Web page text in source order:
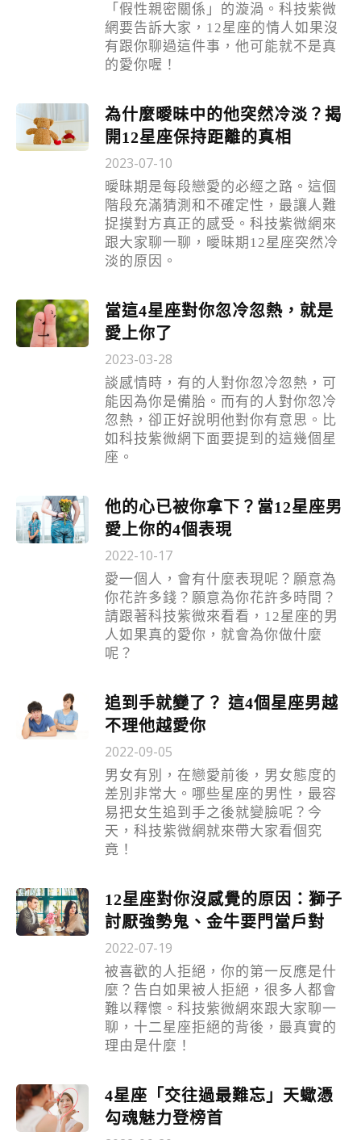
「假性親密關係」的漩渦。科技紫微
網要告訴大家，12星座的情人如果沒
有跟你聊過這件事，他可能就不是真
的愛你喔！
為什麼曖昧中的他突然冷淡？揭
開12星座保持距離的真相
2023-07-10
曖昧期是每段戀愛的必經之路。這個
階段充滿猜測和不確定性，最讓人難
捉摸對方真正的感受。科技紫微網來
跟大家聊一聊，曖昧期12星座突然冷
淡的原因。
當這4星座對你忽冷忽熱，就是
愛上你了
2023-03-28
談感情時，有的人對你忽冷忽熱，可
能因為你是備胎。而有的人對你忽冷
忽熱，卻正好說明他對你有意思。比
如科技紫微網下面要提到的這幾個星
座。
他的心已被你拿下？當12星座男
愛上你的4個表現
2022-10-17
愛一個人，會有什麼表現呢？願意為
你花許多錢？願意為你花許多時間？
請跟著科技紫微來看看，12星座的男
人如果真的愛你，就會為你做什麼
呢？
追到手就變了？ 這4個星座男越
不理他越愛你
2022-09-05
男女有別，在戀愛前後，男女態度的
差別非常大。哪些星座的男性，最容
易把女生追到手之後就變臉呢？今
天，科技紫微網就來帶大家看個究
竟！
12星座對你沒感覺的原因：獅子
討厭強勢鬼、金牛要門當戶對
2022-07-19
被喜歡的人拒絕，你的第一反應是什
麼？告白如果被人拒絕，很多人都會
難以釋懷。科技紫微網來跟大家聊一
聊，十二星座拒絕的背後，最真實的
理由是什麼！
4星座「交往過最難忘」天蠍憑
勾魂魅力登榜首